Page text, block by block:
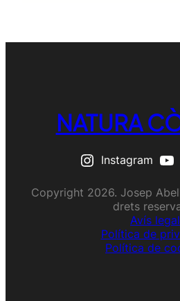
NATURA
Instagram
Copyright 2026. Josep
drets
Avís legal
Política de
Política de